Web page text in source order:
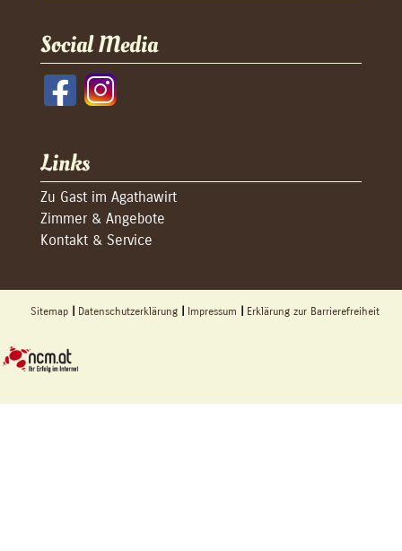
Social Media
Links
Zu Gast im Agathawirt
Zimmer & Angebote
Kontakt & Service
Sitemap Datenschutzerklärung Impressum Erklärung zur Barrierefreiheit